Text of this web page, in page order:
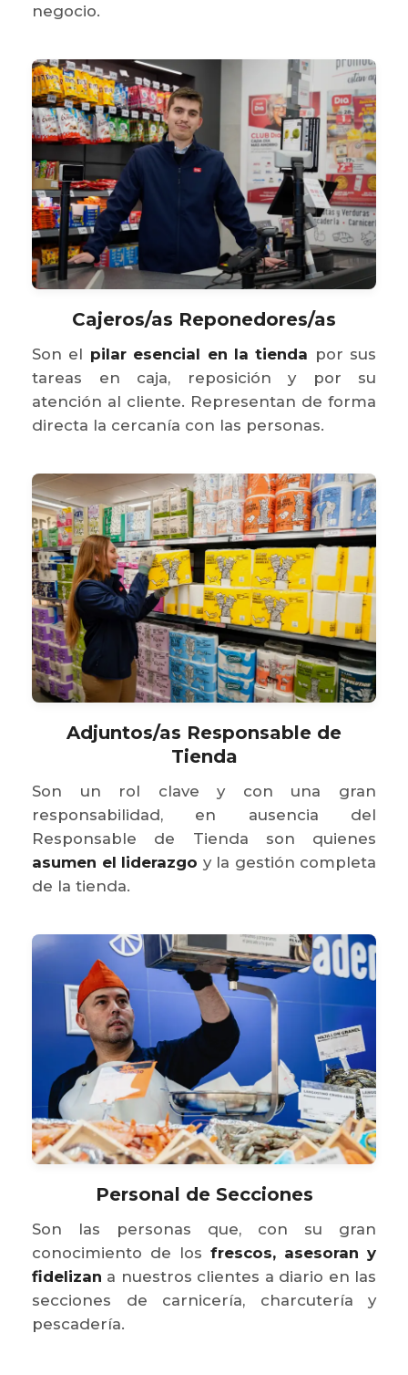
negocio.
Cajeros/as Reponedores/as
Son el pilar esencial en la tienda por sus
tareas en caja, reposición y por su
atención al cliente. Representan de forma
directa la cercanía con las personas.
Adjuntos/as Responsable de
Tienda
Son un rol clave y con una gran
responsabilidad, en ausencia del
Responsable de Tienda son quienes
asumen el liderazgo y la gestión completa
de la tienda.
Personal de Secciones
Son las personas que, con su gran
conocimiento de los frescos, asesoran y
fidelizan a nuestros clientes a diario en las
secciones de carnicería, charcutería y
pescadería.